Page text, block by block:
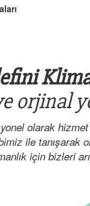
orjinal
olarak
ile
için bizleri